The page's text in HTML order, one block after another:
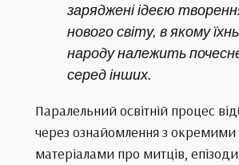
заряджені ідеєю
нового світу, в якому
народу належить
серед інших.
Паралельний освітній процес
через ознайомлення з
матеріалами про митців, епізоди